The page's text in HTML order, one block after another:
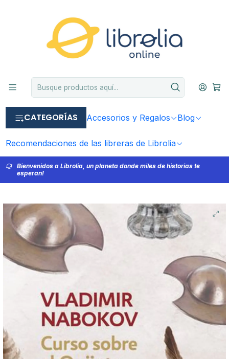
CATEGORÍAS Accesorios y Regalos Blog
Recomendaciones de las libreras de Librolia
Bienvenidos a Librolia, un planeta donde miles de historias te
esperan!